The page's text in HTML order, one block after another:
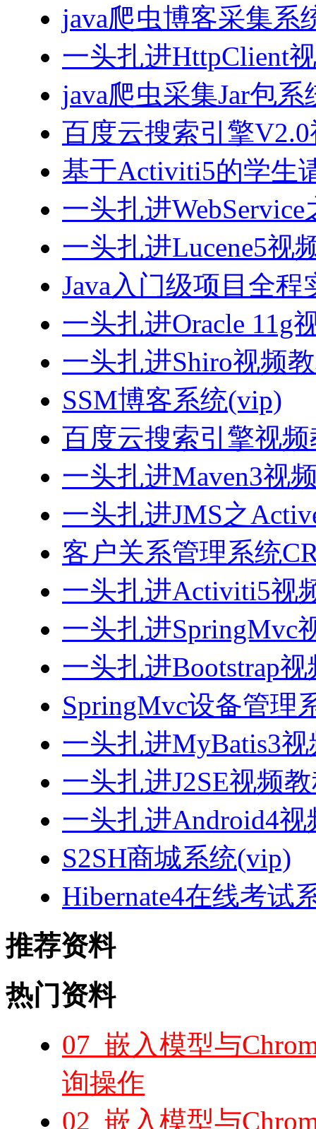
java爬虫博客采集系
一头扎进HttpClient
java爬虫采集Jar包
百度云搜索引擎
基于Activiti5的学生
一头扎进
一头扎进Lucene5视
Java入门级项目全程
一头扎进Oracle 11g
一头扎进Shiro视频
SSM博客系统(vip)
百度云搜索引擎视
一头扎进Maven3视
一头扎进JMS之
客户关系管理系统
一头扎进Activiti5视
一头扎进SpringMvc
一头扎进Bootstrap
SpringMvc设备管理
一头扎进MyBatis3
一头扎进J2SE视频
一头扎进Android4视
S2SH商城系统(vip)
Hibernate4在线考试
推荐资料
热门资料
07_嵌入模型与
询操作
02_嵌入模型与